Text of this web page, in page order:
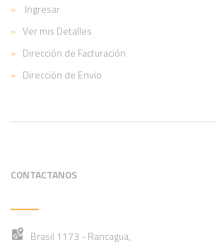
Ingresar
Ver mis Detalles
Dirección de Facturación
Dirección de Envío
CONTACTANOS
Brasil 1173 - Rancagua,